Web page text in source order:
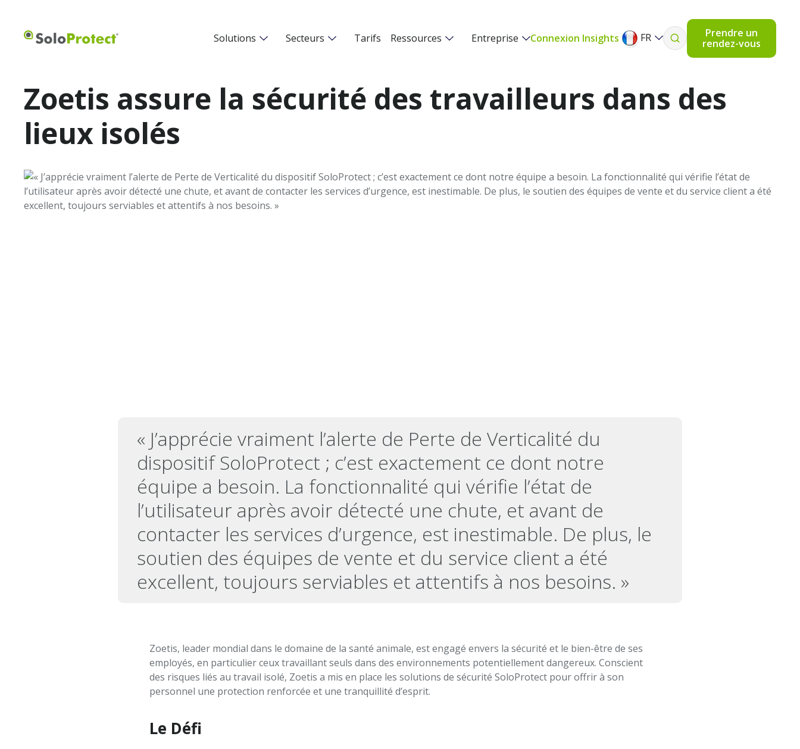
Solutions Secteurs Tarifs Ressources Entreprise Connexion Insights FR
Prendre un
rendez-vous
Zoetis assure la sécurité des travailleurs dans des
lieux isolés
« J’apprécie vraiment l’alerte de Perte de Verticalité du
dispositif SoloProtect ; c’est exactement ce dont notre
équipe a besoin. La fonctionnalité qui vérifie l’état de
l’utilisateur après avoir détecté une chute, et avant de
contacter les services d’urgence, est inestimable. De plus, le
soutien des équipes de vente et du service client a été
excellent, toujours serviables et attentifs à nos besoins. »
Zoetis, leader mondial dans le domaine de la santé animale, est engagé envers la sécurité et le bien-être de ses
employés, en particulier ceux travaillant seuls dans des environnements potentiellement dangereux. Conscient
des risques liés au travail isolé, Zoetis a mis en place les solutions de sécurité SoloProtect pour offrir à son
personnel une protection renforcée et une tranquillité d’esprit.
Le Défi